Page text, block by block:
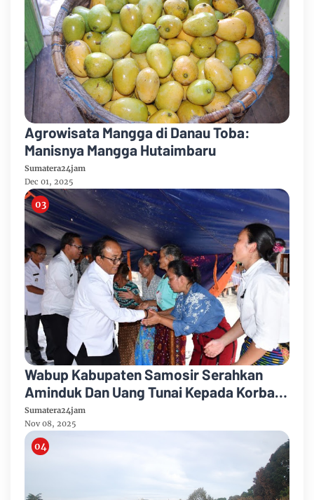
Agrowisata Mangga di Danau Toba:
Manisnya Mangga Hutaimbaru
Sumatera24jam
Dec 01, 2025
Wabup Kabupaten Samosir Serahkan
Aminduk Dan Uang Tunai Kepada Korban
Kebakaran Desa Sidaji
Sumatera24jam
Nov 08, 2025